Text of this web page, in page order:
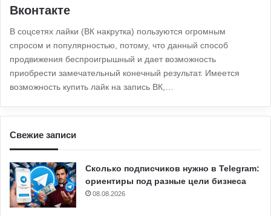
Вконтакте
В соцсетях лайки (ВК накрутка) пользуются огромным
спросом и популярностью, потому, что данный способ
продвижения беспроигрышный и дает возможность
приобрести замечательный конечный результат. Имеется
возможность купить лайк на запись ВК,…
Свежие записи
Сколько подписчиков нужно в Telegram:
ориентиры под разные цели бизнеса
08.08.2026